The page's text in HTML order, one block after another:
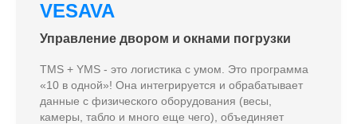
VESAVA
Управление двором и окнами погрузки
TMS + YMS - это логистика с умом. Это программа
«10 в одной»! Она интегрируется и обрабатывает
данные с физического оборудования (весы,
камеры, табло и много еще чего), объединяет